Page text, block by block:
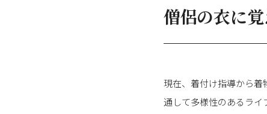
僧侶の衣に
現在、着付け指導から着
通して多様性のあるライ